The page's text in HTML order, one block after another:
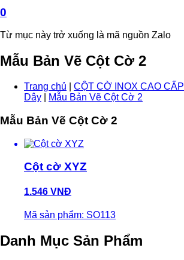
0
Từ mục này trở xuống là mã nguồn Zalo
Mẫu Bản Vẽ Cột Cờ 2
Trang chủ CỘT CỜ INOX CAO CẤP
Dây
Mẫu Bản Vẽ Cột Cờ 2
Mẫu Bản Vẽ Cột Cờ 2
Cột cờ XYZ
1.546 VNĐ
Mã sản phẩm: SO113
Danh Mục Sản Phẩm